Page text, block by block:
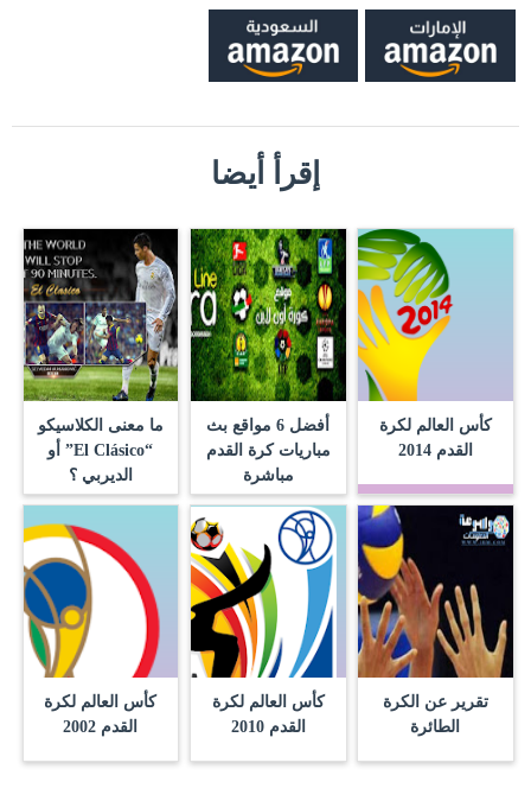
إقرأ أيضا
كأس العالم لكرة
القدم 2014
أفضل 6 مواقع بث
مباريات كرة القدم
مباشرة
ما معنى الكلاسيكو
“El Clásico” أو
الديربي ؟
تقرير عن الكرة
الطائرة
كأس العالم لكرة
القدم 2010
كأس العالم لكرة
القدم 2002